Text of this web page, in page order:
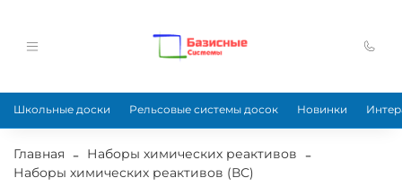
Школьные доски Рельсовые системы досок Новинки
Главная
Наборы химических реактивов
Наборы химических реактивов (ВС)